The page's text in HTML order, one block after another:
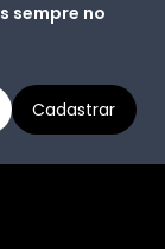
sempre no